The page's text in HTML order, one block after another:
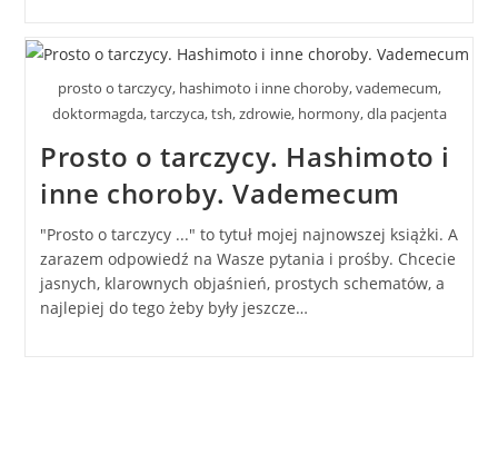
prosto o tarczycy, hashimoto i inne choroby, vademecum,
doktormagda, tarczyca, tsh, zdrowie, hormony, dla pacjenta
Prosto o tarczycy. Hashimoto i
inne choroby. Vademecum
"Prosto o tarczycy ..." to tytuł mojej najnowszej książki. A
zarazem odpowiedź na Wasze pytania i prośby. Chcecie
jasnych, klarownych objaśnień, prostych schematów, a
najlepiej do tego żeby były jeszcze…